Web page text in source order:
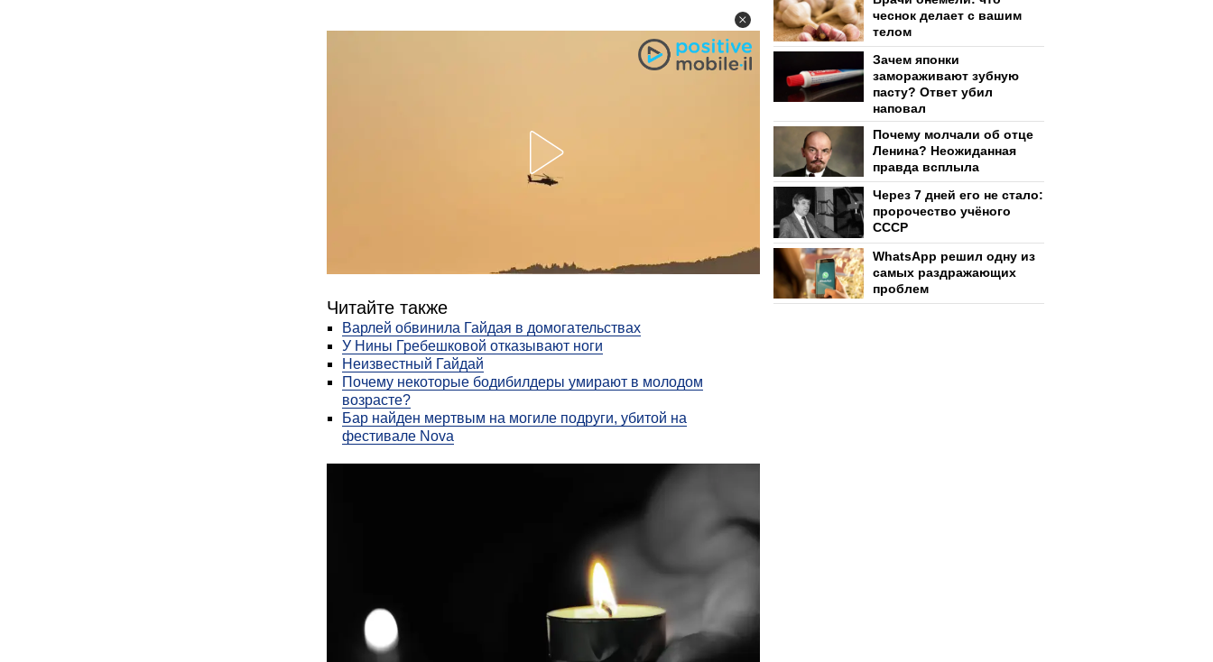
Читайте также
Варлей обвинила Гайдая в домогательствах
У Нины Гребешковой отказывают ноги
Неизвестный Гайдай
Почему некоторые бодибилдеры умирают в молодом
возрасте?
Бар найден мертвым на могиле подруги, убитой на
фестивале Nova